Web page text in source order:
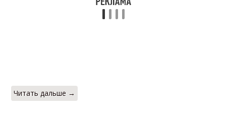
Читать дальше →